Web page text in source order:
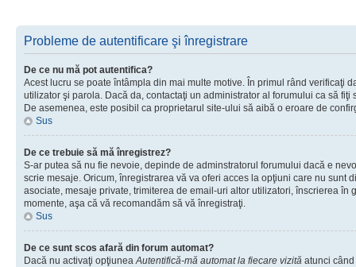
Probleme de autentificare şi înregistrare
De ce nu mă pot autentifica?
Acest lucru se poate întâmpla din mai multe motive. În primul rând verificaţi
utilizator şi parola. Dacă da, contactaţi un administrator al forumului ca să fiţi
De asemenea, este posibil ca proprietarul site-ului să aibă o eroare de
Sus
De ce trebuie să mă înregistrez?
S-ar putea să nu fie nevoie, depinde de adminstratorul forumului dacă e
scrie mesaje. Oricum, înregistrarea vă va oferi acces la opţiuni care nu sunt
asociate, mesaje private, trimiterea de email-uri altor utilizatori, înscrierea în
momente, aşa că vă recomandăm să vă înregistraţi.
Sus
De ce sunt scos afară din forum automat?
Dacă nu activaţi opţiuneaAutentifică-mă automat la fiecare vizită atunci